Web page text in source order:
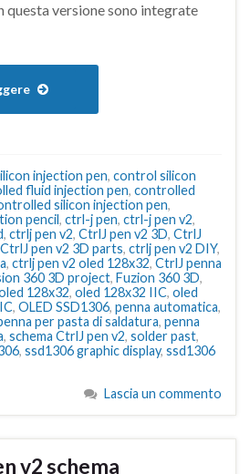
questa versione sono integrate
injection pen, control silicon
fluid injection pen, controlled
silicon injection pen,
pencil, ctrl-j pen, ctrl-j pen v2,
, ctrlj pen v2, CtrlJ pen v2 3D, CtrlJ
CtrlJ pen v2 3D parts, ctrlj pen v2 DIY,
, ctrlj pen v2 oled 128x32, CtrlJ penna
360 3D project, Fuzion 360 3D,
128x32, oled 128x32 IIC, oled
, OLED SSD1306, penna automatica,
per pasta di saldatura, penna
, schema CtrlJ pen v2, solder past,
, ssd1306 graphic display, ssd1306
Lascia un commento
v2 schema